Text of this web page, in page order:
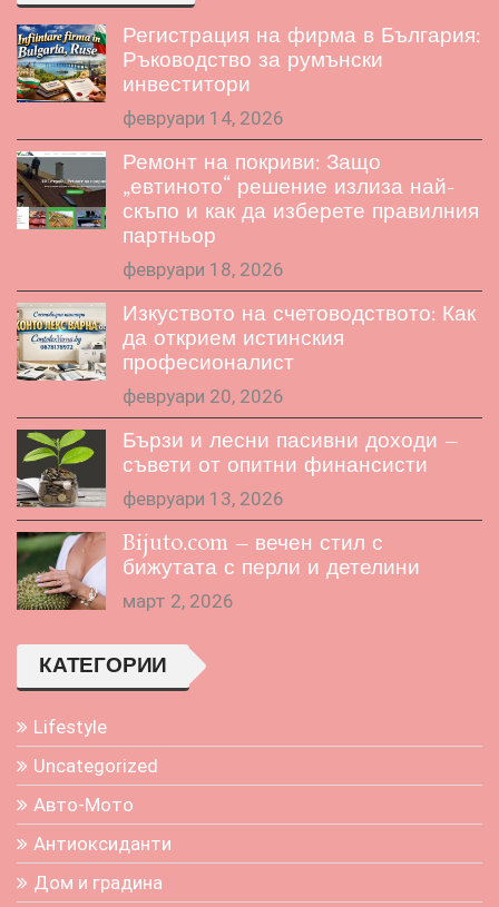
Регистрация на фирма в България:
Ръководство за румънски
инвеститори
февруари 14, 2026
Ремонт на покриви: Защо
„евтиното“ решение излиза най-
скъпо и как да изберете правилния
партньор
февруари 18, 2026
Изкуството на счетоводството: Как
да открием истинския
професионалист
февруари 20, 2026
Бързи и лесни пасивни доходи –
съвети от опитни финансисти
февруари 13, 2026
Bijuto.com – вечен стил с
бижутата с перли и детелини
март 2, 2026
КАТЕГОРИИ
Lifestyle
Uncategorized
Авто-Мото
Антиоксиданти
Дом и градина